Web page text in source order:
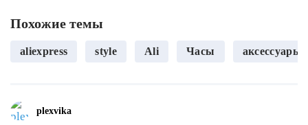
Похожие темы
aliexpress style Ali Часы аксессуары
plexvika